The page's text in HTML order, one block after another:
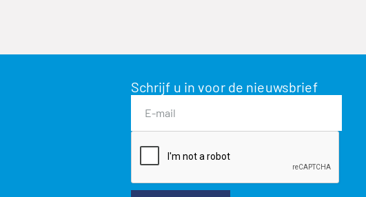
Schrijf u in voor de nieuwsbrief